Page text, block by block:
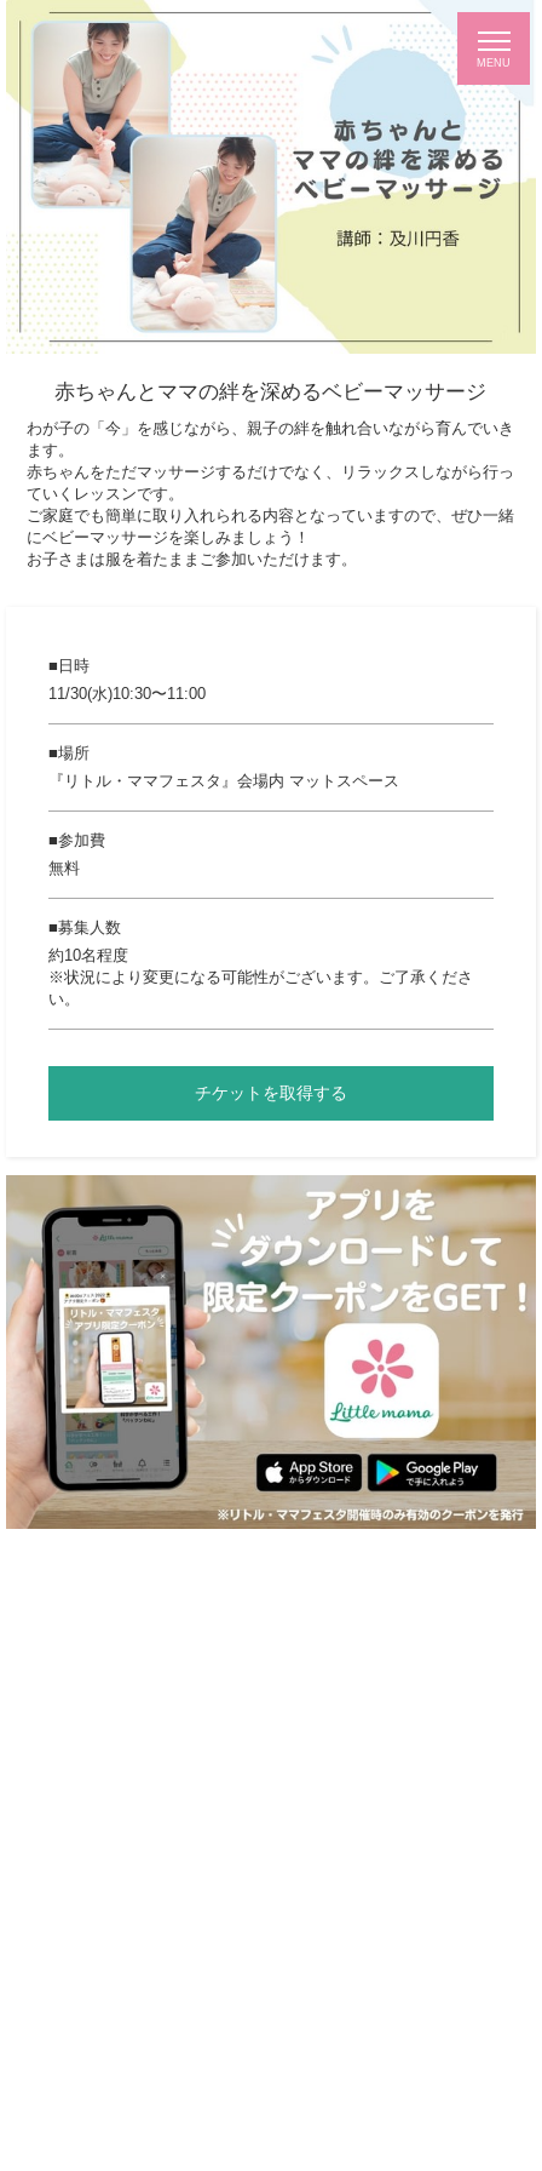
赤ちゃんとママの絆を深めるベビーマッサージ
わが子の「今」を感じながら、親子の絆を触れ合いながら育んでいき
ます。
赤ちゃんをただマッサージするだけでなく、リラックスしながら行っ
ていくレッスンです。
ご家庭でも簡単に取り入れられる内容となっていますので、ぜひ一緒
にベビーマッサージを楽しみましょう！
お子さまは服を着たままご参加いただけます。
日時
11/30(水)10:30〜11:00
場所
『リトル・ママフェスタ』会場内 マットスペース
参加費
無料
募集人数
約10名程度
※状況により変更になる可能性がございます。ご了承くださ
い。
チケットを取得する